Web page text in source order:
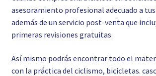
asesoramiento profesional adecuado a tus
además de un servicio post-venta que
primeras revisiones gratuitas.
Así mismo podrás encontrar todo el
con la práctica del ciclismo, bicicletas.